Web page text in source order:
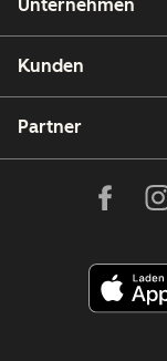
Unternehmen
Kunden
Partner